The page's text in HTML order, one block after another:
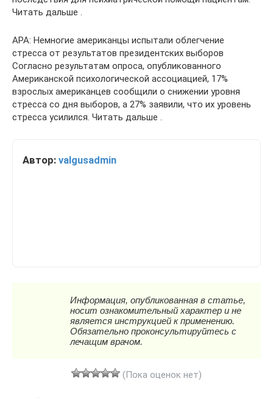
Читать дальше .
APA: Немногие американцы испытали облегчение
стресса от результатов президентских выборов
Согласно результатам опроса, опубликованного
Американской психологической ассоциацией, 17%
взрослых американцев сообщили о снижении уровня
стресса со дня выборов, а 27% заявили, что их уровень
стресса усилился. Читать дальше .
Автор: valgusadmin
(Пока оценок нет)